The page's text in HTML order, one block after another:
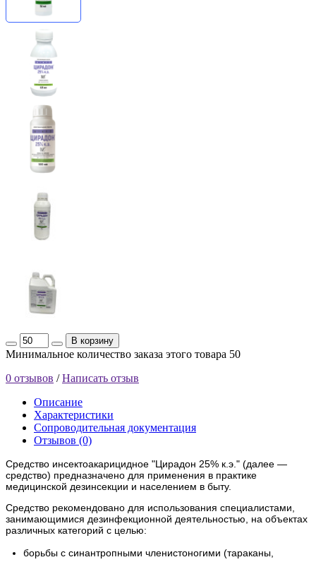
В корзину
Минимальное количество заказа этого товара 50
0 отзывов /Написать отзыв
Описание
Характеристики
Сопроводительная документация
Отзывов (0)
Средство инсектоакарицидное "Цирадон 25% к.э." (далее —
средство) предназначено для применения в практике
медицинской дезинсекции и населением в быту.
Средство рекомендовано для использования специалистами,
занимающимися дезинфекционной деятельностью, на объектах
различных категорий с целью:
борьбы с синантропными членистоногими (тараканы,